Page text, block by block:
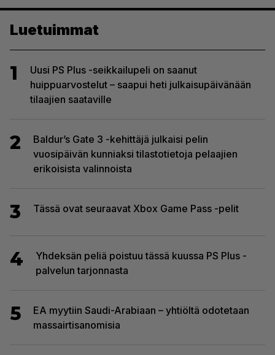
Luetuimmat
1
Uusi PS Plus -seikkailupeli on saanut
huippuarvostelut – saapui heti julkaisupäivänään
tilaajien saataville
2
Baldur’s Gate 3 -kehittäjä julkaisi pelin
vuosipäivän kunniaksi tilastotietoja pelaajien
erikoisista valinnoista
3 Tässä ovat seuraavat Xbox Game Pass -pelit
4
Yhdeksän peliä poistuu tässä kuussa PS Plus -
palvelun tarjonnasta
5
EA myytiin Saudi-Arabiaan – yhtiöltä odotetaan
massairtisanomisia